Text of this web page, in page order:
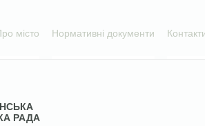
місто Нормативні документи
РАДА